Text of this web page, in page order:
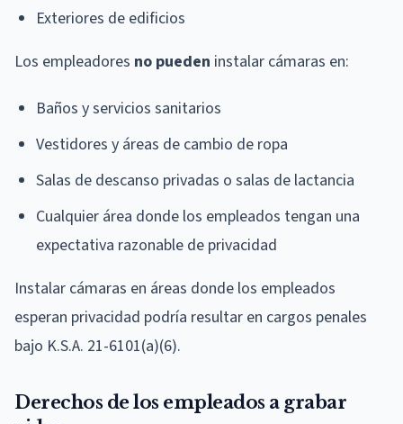
Exteriores de edificios
Los empleadores no pueden instalar cámaras en:
Baños y servicios sanitarios
Vestidores y áreas de cambio de ropa
Salas de descanso privadas o salas de lactancia
Cualquier área donde los empleados tengan una
expectativa razonable de privacidad
Instalar cámaras en áreas donde los empleados
esperan privacidad podría resultar en cargos penales
bajo K.S.A. 21-6101(a)(6).
Derechos de los empleados a grabar